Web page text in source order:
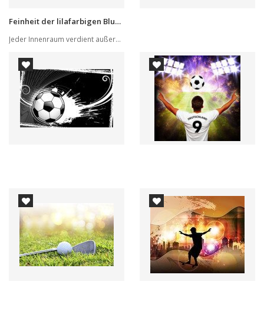
Feinheit der lilafarbigen Blumen
Jeder Innenraum verdient außergewöhnliche Behan...